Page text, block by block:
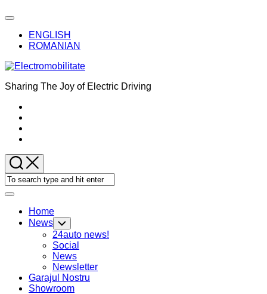
Expand
ENGLISH
ROMANIAN
Sharing The Joy of Electric Driving
Expand
Home
News Toggle
Child
Menu
24auto news!
Social
News
Newsletter
Garajul Nostru
Showroom